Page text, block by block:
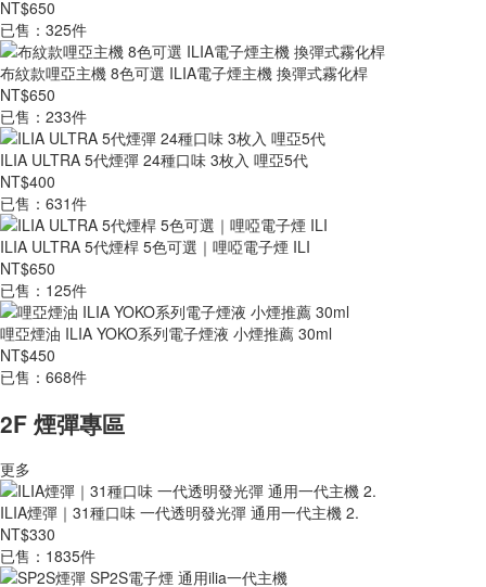
NT$650
已售：325件
布紋款哩亞主機 8色可選 ILIA電子煙主機 換彈式霧化桿
NT$650
已售：233件
ILIA ULTRA 5代煙彈 24種口味 3枚入 哩亞5代
NT$400
已售：631件
ILIA ULTRA 5代煙桿 5色可選｜哩啞電子煙 ILI
NT$650
已售：125件
哩亞煙油 ILIA YOKO系列電子煙液 小煙推薦 30ml
NT$450
已售：668件
2F 煙彈專區
更多
ILIA煙彈｜31種口味 一代透明發光彈 通用一代主機 2.
NT$330
已售：1835件